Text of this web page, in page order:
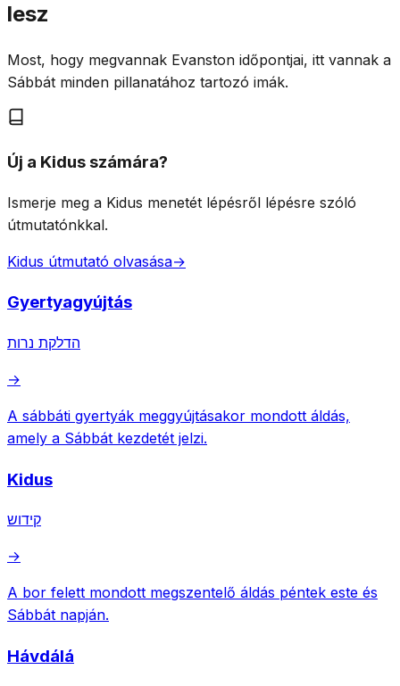
lesz
Most, hogy megvannak Evanston időpontjai, itt vannak a
Sábbát minden pillanatához tartozó imák.
Új a Kidus számára?
Ismerje meg a Kidus menetét lépésről lépésre szóló
útmutatónkkal.
Kidus útmutató olvasása→
Gyertyagyújtás
הדלקת נרות
→
A sábbáti gyertyák meggyújtásakor mondott áldás,
amely a Sábbát kezdetét jelzi.
Kidus
קידוש
→
A bor felett mondott megszentelő áldás péntek este és
Sábbát napján.
Hávdálá